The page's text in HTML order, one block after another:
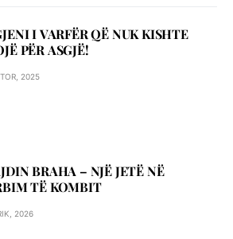
I VARFËR QË NUK KISHTE
PËR ASGJË!
2025
BRAHA – NJЁ JETЁ NЁ
TЁ KOMBIT
2026